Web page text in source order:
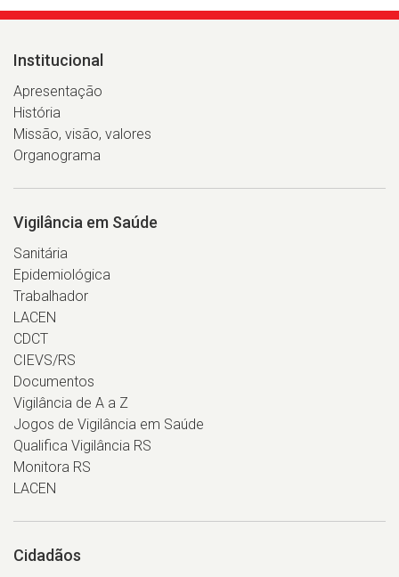
Institucional
Apresentação
História
Missão, visão, valores
Organograma
Vigilância em Saúde
Sanitária
Epidemiológica
Trabalhador
LACEN
CDCT
CIEVS/RS
Documentos
Vigilância de A a Z
Jogos de Vigilância em Saúde
Qualifica Vigilância RS
Monitora RS
LACEN
Cidadãos